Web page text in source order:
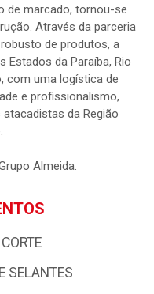
de marcado, tornou-se
Através da parceria
de produtos, a
da Paraíba, Rio
com uma logística de
e profissionalismo,
da Região
Almeida.
SELANTES